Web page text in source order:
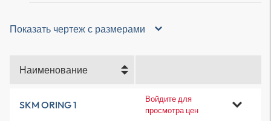
Показать чертеж с размерами
Наименование
SKM ORING 1
Войдите для
просмотра цен